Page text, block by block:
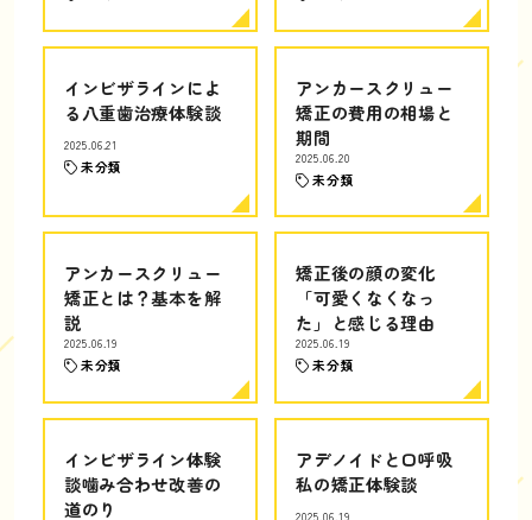
インビザラインによ
る八重歯治療体験談
2025.06.21
未分類
アンカースクリュー
矯正の費用の相場と
期間
2025.06.20
未分類
アンカースクリュー
矯正とは？基本を解
説
2025.06.19
未分類
矯正後の顔の変化
「可愛くなくなっ
た」と感じる理由
2025.06.19
未分類
インビザライン体験
談噛み合わせ改善の
道のり
アデノイドと口呼吸
私の矯正体験談
2025.06.19